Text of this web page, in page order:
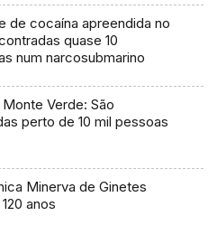
de cocaína apreendida no
quase 10
num narcosubmarino
Monte Verde: São
perto de 10 mil pessoas
Minerva de Ginetes
anos